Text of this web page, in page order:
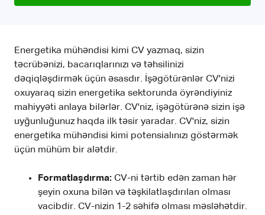
Energetika mühəndisi kimi CV yazmaq, sizin
təcrübənizi, bacarıqlarınızı və təhsilinizi
dəqiqləşdirmək üçün əsasdır. İşəgötürənlər CV'nizi
oxuyaraq sizin energetika sektorunda öyrəndiyiniz
mahiyyəti anlaya bilərlər. CV'niz, işəgötürənə sizin işə
uyğunluğunuz haqda ilk təsir yaradar. CV'niz, sizin
energetika mühəndisi kimi potensialınızı göstərmək
üçün mühüm bir alətdir.
Formatlaşdırma: CV-ni tərtib edən zaman hər
şeyin oxuna bilən və təşkilatlaşdırılan olması
vacibdir. CV-nizin 1-2 səhifə olması məsləhətdir.